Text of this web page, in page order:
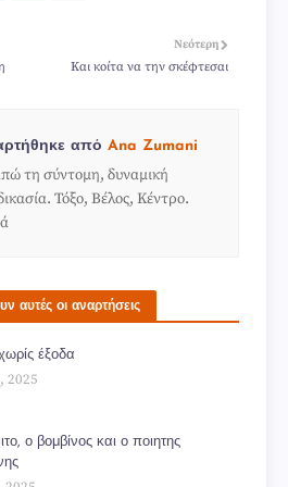
Νεότερη
Και κοίτα να την σκέφτεσαι
από Ana Zumani
τη σύντομη, δυναμική
Τόξο, Βέλος, Κέντρο.
αυτές οι αναρτήσεις
έξοδα
2025
ο βομβίνος και ο ποιητης